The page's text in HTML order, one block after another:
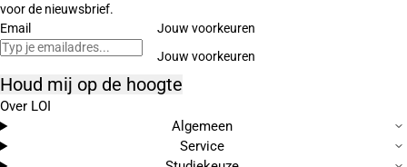
voor de nieuwsbrief.
Email
Jouw voorkeuren
Houd mij op de hoogte
Over LOI
Algemeen
Service